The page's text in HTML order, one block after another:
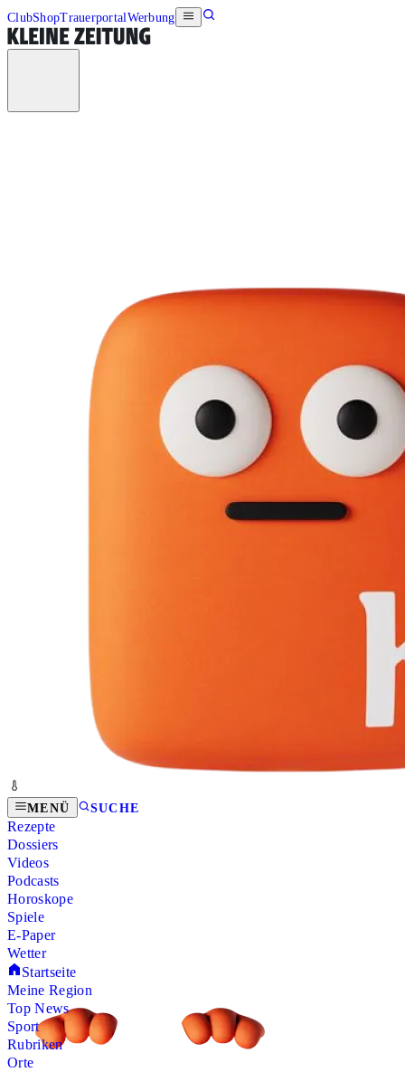
ClubShopTrauerportalWerbung
MENÜ SUCHE
Rezepte
Dossiers
Videos
Podcasts
Horoskope
Spiele
E-Paper
Wetter
Startseite
Meine Region
Top News
Sport
Rubriken
Orte